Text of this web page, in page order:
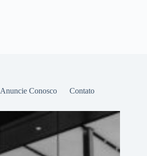
Anuncie Conosco Contato